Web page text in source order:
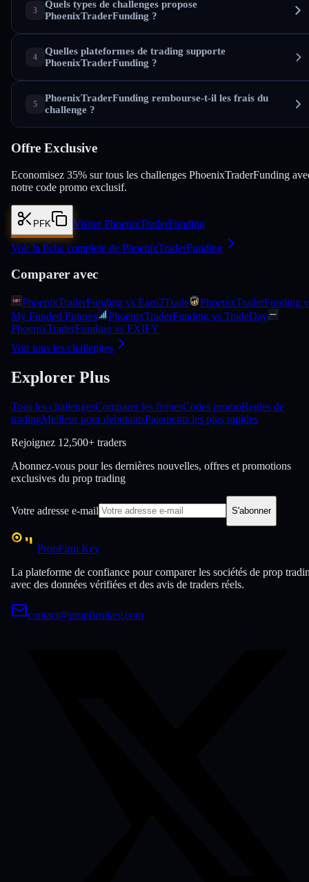
Quels types de challenges propose
PhoenixTraderFunding ?
Quelles plateformes de trading supporte
PhoenixTraderFunding ?
PhoenixTraderFunding rembourse-t-il les frais du
challenge ?
Offre Exclusive
Economisez 35% sur tous les challenges PhoenixTraderFunding
notre code promo exclusif.
PFK Visiter PhoenixTraderFunding
Voir la fiche complete de PhoenixTraderFunding
Comparer avec
PhoenixTraderFunding vs Earn2Trade
PhoenixTraderFunding
My Funded Futures
PhoenixTraderFunding vs TradeDay
PhoenixTraderFunding vs FXIFY
Voir tous les challenges
Explorer Plus
Tous les challengesComparer les firmesCodes promoRegles de
tradingMeilleur pour debutantsPaiements les plus rapides
Rejoignez 12,500+ traders
Abonnez-vous pour les dernières nouvelles, offres et promotions
exclusives du prop trading
Votre adresse e-mail S'abonner
PropFirm Key
La plateforme de confiance pour comparer les sociétés de prop
avec des données vérifiées et des avis de traders réels.
contact@propfirmkey.com